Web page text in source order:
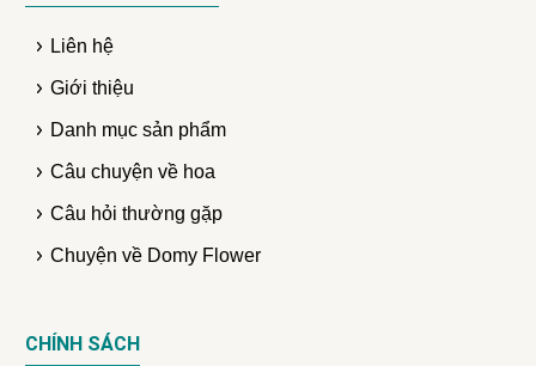
Liên hệ
Giới thiệu
Danh mục sản phẩm
Câu chuyện về hoa
Câu hỏi thường gặp
Chuyện về Domy Flower
CHÍNH SÁCH